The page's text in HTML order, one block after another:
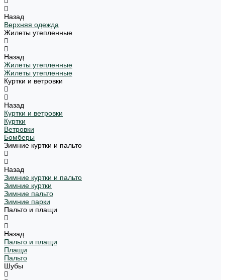
Назад
Верхняя одежда
Жилеты утепленные
Назад
Жилеты утепленные
Жилеты утепленные
Куртки и ветровки
Назад
Куртки и ветровки
Куртки
Ветровки
Бомберы
Зимние куртки и пальто
Назад
Зимние куртки и пальто
Зимние куртки
Зимние пальто
Зимние парки
Пальто и плащи
Назад
Пальто и плащи
Плащи
Пальто
Шубы